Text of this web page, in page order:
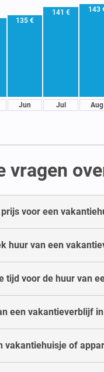
135 €
Jun
141 €
Jul
143
Aug
vragen
voor een
huur van een
tijd voor de huur van
een vakantieverblijf
vakantiehuisje of